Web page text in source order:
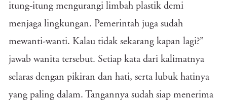
itung-itung mengurangi limbah plastik demi
menjaga lingkungan. Pemerintah juga sudah
mewanti-wanti. Kalau tidak sekarang kapan lagi?”
jawab wanita tersebut. Setiap kata dari kalimatnya
selaras dengan pikiran dan hati, serta lubuk hatinya
yang paling dalam. Tangannya sudah siap menerima